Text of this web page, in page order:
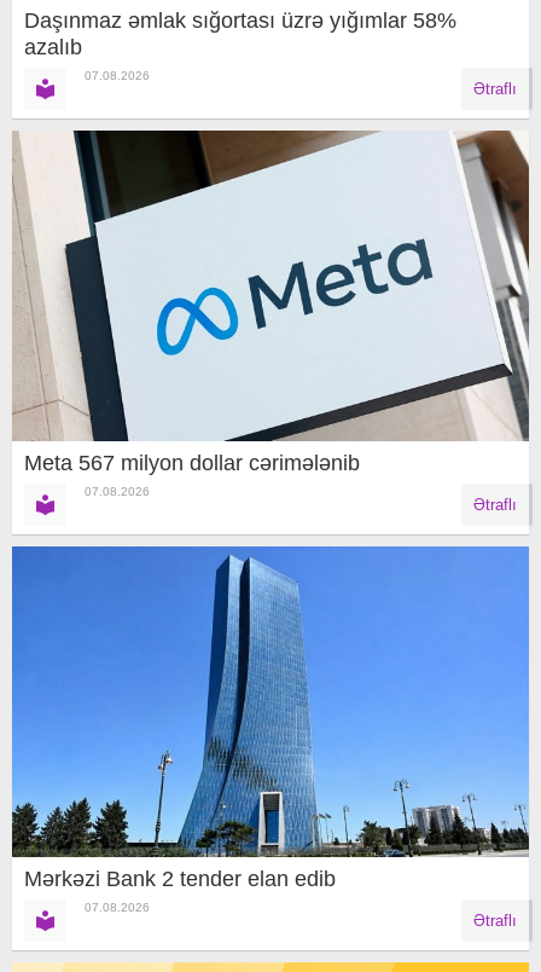
Daşınmaz əmlak sığortası üzrə yığımlar 58%
azalıb
07.08.2026
Ətraflı
Meta 567 milyon dollar cərimələnib
07.08.2026
Ətraflı
Mərkəzi Bank 2 tender elan edib
07.08.2026
Ətraflı